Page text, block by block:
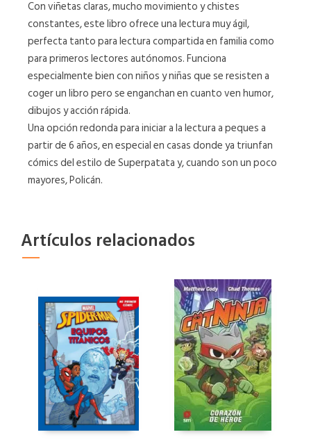
Con viñetas claras, mucho movimiento y chistes
constantes, este libro ofrece una lectura muy ágil,
perfecta tanto para lectura compartida en familia como
para primeros lectores autónomos. Funciona
especialmente bien con niños y niñas que se resisten a
coger un libro pero se enganchan en cuanto ven humor,
dibujos y acción rápida.
Una opción redonda para iniciar a la lectura a peques a
partir de 6 años, en especial en casas donde ya triunfan
cómics del estilo de Superpatata y, cuando son un poco
mayores, Policán.
Artículos relacionados